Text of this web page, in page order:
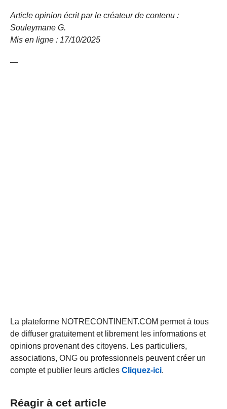
Article opinion écrit par le créateur de contenu :
Souleymane G.
Mis en ligne : 17/10/2025
—
La plateforme NOTRECONTINENT.COM permet à tous
de diffuser gratuitement et librement les informations et
opinions provenant des citoyens. Les particuliers,
associations, ONG ou professionnels peuvent créer un
compte et publier leurs articles Cliquez-ici.
Réagir à cet article